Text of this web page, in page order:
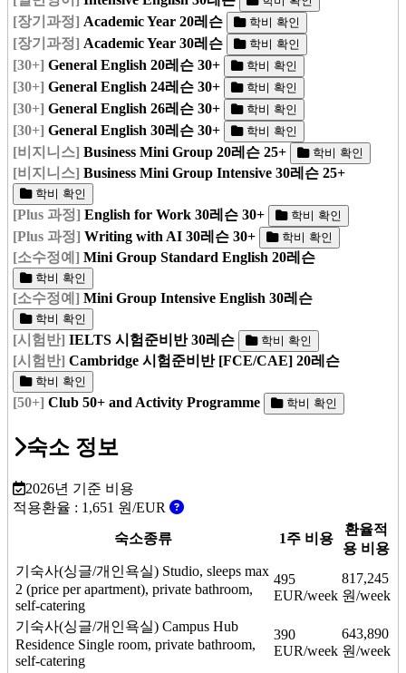
[장기과정] Academic Year 20레슨 학비 확인
[장기과정] Academic Year 30레슨 학비 확인
[30+] General English 20레슨 30+ 학비 확인
[30+] General English 24레슨 30+ 학비 확인
[30+] General English 26레슨 30+ 학비 확인
[30+] General English 30레슨 30+ 학비 확인
[비지니스] Business Mini Group 20레슨 25+ 학비 확인
[비지니스] Business Mini Group Intensive 30레슨 25+
학비 확인
[Plus 과정] English for Work 30레슨 30+ 학비 확인
[Plus 과정] Writing with AI 30레슨 30+ 학비 확인
[소수정예] Mini Group Standard English 20레슨
학비 확인
[소수정예] Mini Group Intensive English 30레슨
학비 확인
[시험반] IELTS 시험준비반 30레슨 학비 확인
[시험반] Cambridge 시험준비반 [FCE/CAE] 20레슨
학비 확인
[50+] Club 50+ and Activity Programme 학비 확인
숙소 정보
2026년 기준 비용
적용환율 : 1,651 원/EUR
숙소종류
1주 비용
환율적
용 비용
기숙사(싱글/개인욕실) Studio, sleeps max
2 (price per apartment), private bathroom,
self-catering
495
EUR/week
817,245
원/week
기숙사(싱글/개인욕실) Campus Hub
Residence Single room, private bathroom,
self-catering
390
EUR/week
643,890
원/week